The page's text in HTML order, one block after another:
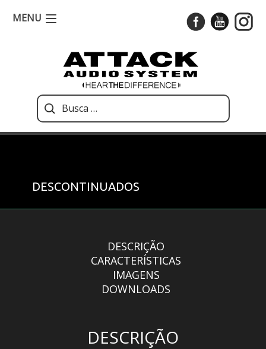
MENU
DESCONTINUADOS
DESCRIÇÃO
CARACTERÍSTICAS
IMAGENS
DOWNLOADS
DESCRIÇÃO